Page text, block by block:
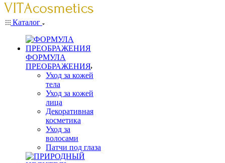
Каталог
ФОРМУЛА
ПРЕОБРАЖЕНИЯ
Уход за кожей
тела
Уход за кожей
лица
Декоративная
косметика
Уход за
волосами
Патчи под глаза